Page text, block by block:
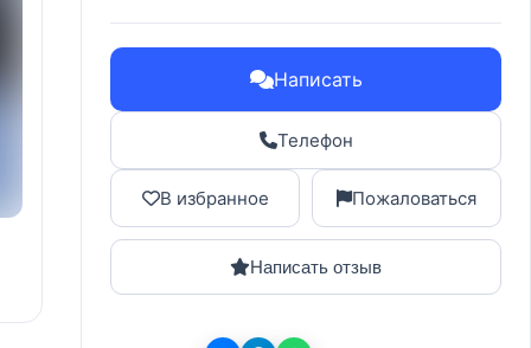
Написать
Телефон
В избранное Пожаловаться
Написать отзыв